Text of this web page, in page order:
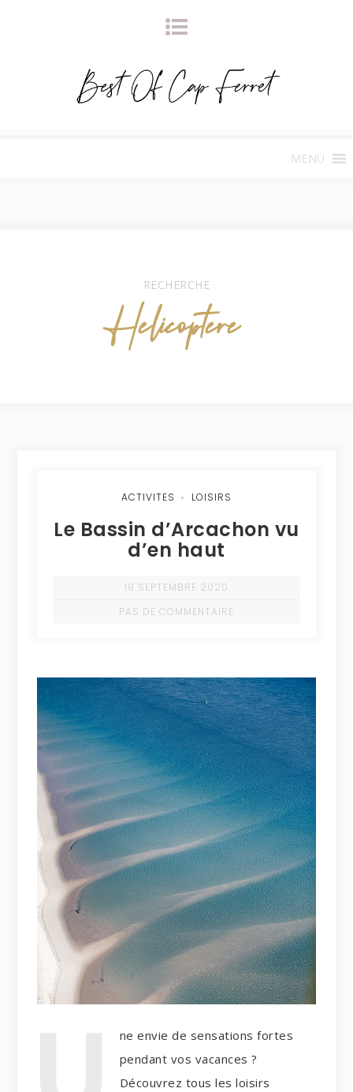
MENU
RECHERCHE
Helicoptere
ACTIVITES LOISIRS
Le Bassin d’Arcachon vu
d’en haut
18 SEPTEMBRE 2020
PAS DE COMMENTAIRE
ne envie de sensations fortes
pendant vos vacances ?
Découvrez tous les loisirs